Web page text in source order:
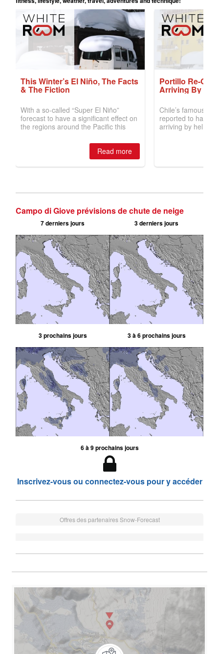
Campo di Giove prévisions de chute de neige
7 derniers jours 3 derniers jours
3 prochains jours 3 à 6 prochains jours
6 à 9 prochains jours
Inscrivez-vous ou connectez-vous pour y accéder
Offres des partenaires Snow-Forecast